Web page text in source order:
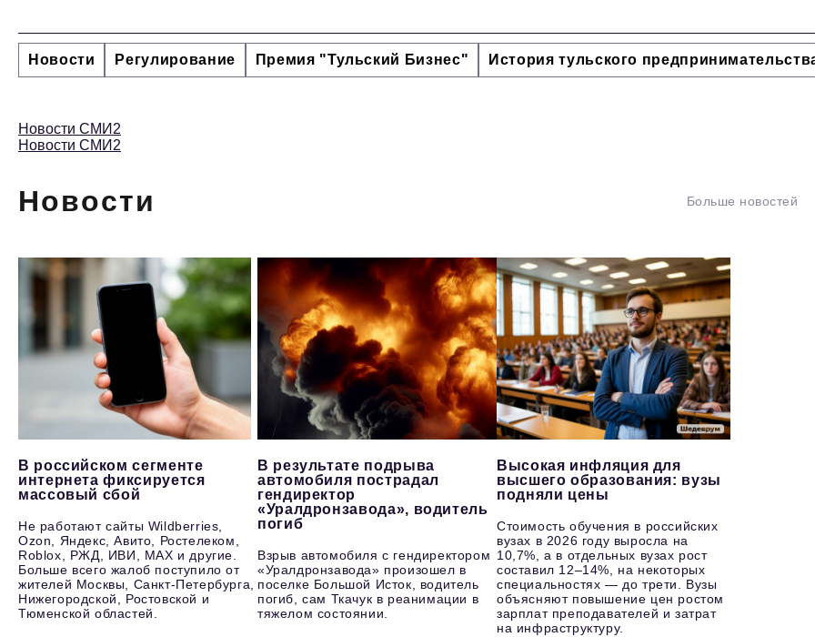
Новости Регулирование Премия "Тульский Бизнес" История тульского
Новости СМИ2
Новости СМИ2
Новости Больше новостей
В российском сегменте
интернета фиксируется
массовый сбой
Не работают сайты Wildberries,
Ozon, Яндекс, Авито, Ростелеком,
Roblox, РЖД, ИВИ, MAX и другие.
Больше всего жалоб поступило от
жителей Москвы, Санкт-Петербурга,
Нижегородской, Ростовской и
Тюменской областей.
В результате подрыва
автомобиля пострадал
гендиректор
«Уралдронзавода», водитель
погиб
Взрыв автомобиля с гендиректором
«Уралдронзавода» произошел в
поселке Большой Исток, водитель
погиб, сам Ткачук в реанимации в
тяжелом состоянии.
Высокая инфляция для
высшего образования: вузы
подняли цены
Стоимость обучения в российских
вузах в 2026 году выросла на
10,7%, а в отдельных вузах рост
составил 12–14%, на некоторых
специальностях — до трети. Вузы
объясняют повышение цен ростом
зарплат преподавателей и затрат
на инфраструктуру.